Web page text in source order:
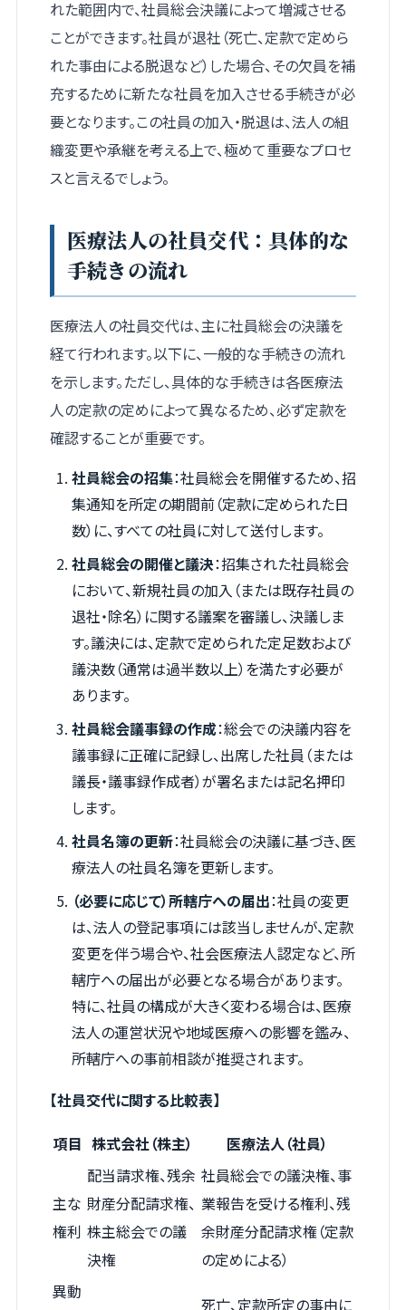
れた範囲内で、社員総会決議によって増減させる
ことができます。社員が退社（死亡、定款で定めら
れた事由による脱退など）した場合、その欠員を補
充するために新たな社員を加入させる手続きが必
要となります。この社員の加入・脱退は、法人の組
織変更や承継を考える上で、極めて重要なプロセ
スと言えるでしょう。
医療法人の社員交代：具体的な
手続きの流れ
医療法人の社員交代は、主に社員総会の決議を
経て行われます。以下に、一般的な手続きの流れ
を示します。ただし、具体的な手続きは各医療法
人の定款の定めによって異なるため、必ず定款を
確認することが重要です。
社員総会の招集：社員総会を開催するため、招
集通知を所定の期間前（定款に定められた日
数）に、すべての社員に対して送付します。
社員総会の開催と議決：招集された社員総会
において、新規社員の加入（または既存社員の
退社・除名）に関する議案を審議し、決議しま
す。議決には、定款で定められた定足数および
議決数（通常は過半数以上）を満たす必要が
あります。
社員総会議事録の作成：総会での決議内容を
議事録に正確に記録し、出席した社員（または
議長・議事録作成者）が署名または記名押印
します。
社員名簿の更新：社員総会の決議に基づき、医
療法人の社員名簿を更新します。
（必要に応じて）所轄庁への届出：社員の変更
は、法人の登記事項には該当しませんが、定款
変更を伴う場合や、社会医療法人認定など、所
轄庁への届出が必要となる場合があります。
特に、社員の構成が大きく変わる場合は、医療
法人の運営状況や地域医療への影響を鑑み、
所轄庁への事前相談が推奨されます。
【社員交代に関する比較表】
項目 株式会社（株主） 医療法人（社員）
主な
権利
配当請求権、残余
財産分配請求権、
株主総会での議
決権
社員総会での議決権、事
業報告を受ける権利、残
余財産分配請求権（定款
の定めによる）
異動
死亡、定款所定の事由に